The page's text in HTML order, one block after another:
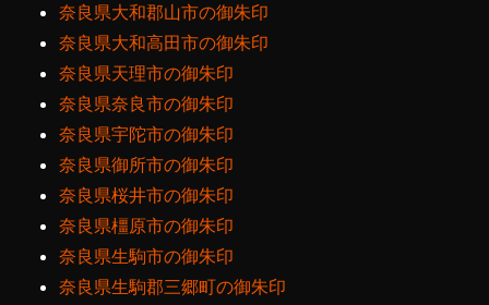
奈良県大和郡山市の御朱印
奈良県大和高田市の御朱印
奈良県天理市の御朱印
奈良県奈良市の御朱印
奈良県宇陀市の御朱印
奈良県御所市の御朱印
奈良県桜井市の御朱印
奈良県橿原市の御朱印
奈良県生駒市の御朱印
奈良県生駒郡三郷町の御朱印